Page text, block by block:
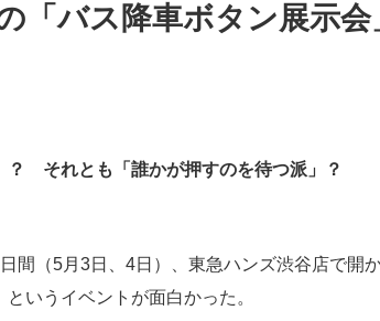
企業向けIT製品の総合サイト IT製品の技術
「バス降車ボタン展示会
？ それとも「誰かが押すのを待つ派」？
間（5月3日、4日）、東急ハンズ渋谷店で開
というイベントが面白かった。